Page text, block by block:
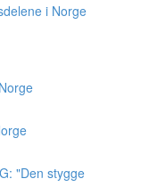
i Norge
"Den stygge